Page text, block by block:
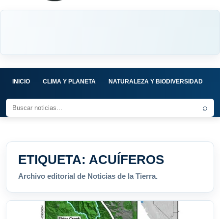
INICIO CLIMA Y PLANETA NATURALEZA Y BIODIVERSIDAD
⌕
ETIQUETA: ACUÍFEROS
Archivo editorial de Noticias de la Tierra.